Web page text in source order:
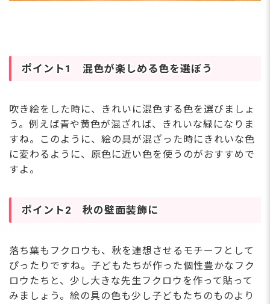
ポイント1 混色が楽しめる色を選ぼう
吹き絵をした時に、きれいに混色する色を選びましょ
う。例えば青や黄色が混ざれば、きれいな緑になりま
すね。このように、絵の具が混ざった時にきれいな色
に変わるように、原色に近い色を使うのがおすすめで
すよ。
ポイント2 秋の壁面装飾に
落ち葉もフクロウも、秋を連想させるモチーフとして
ぴったりですね。子どもたちが作った個性豊かなフク
ロウたちと、少し大きな先生フクロウを作って貼って
みましょう。絵の具の色も少し子どもたちのものより